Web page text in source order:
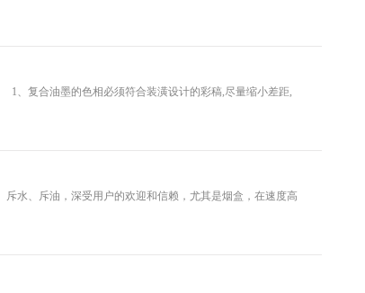
复合油墨的色相必须符合装潢设计的彩稿,尽量缩小差距,
、斥油，深受用户的欢迎和信赖，尤其是烟盒，在速度高